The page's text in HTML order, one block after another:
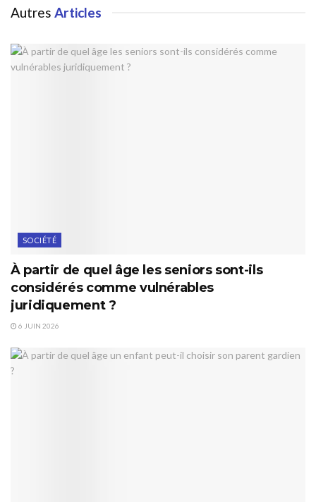
Autres Articles
SOCIÉTÉ
À partir de quel âge les seniors sont-ils
considérés comme vulnérables
juridiquement ?
6 JUIN 2026